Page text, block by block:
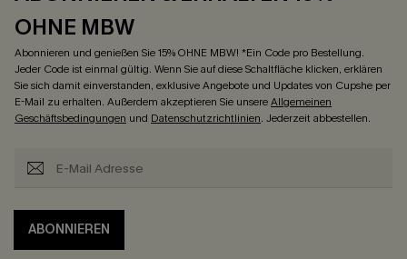
OHNE MBW
Abonnieren und genießen Sie 15% OHNE MBW! *Ein Code pro Bestellung.
Jeder Code ist einmal gültig. Wenn Sie auf diese Schaltfläche klicken, erklären
Sie sich damit einverstanden, exklusive Angebote und Updates von Cupshe per
E-Mail zu erhalten. Außerdem akzeptieren Sie unsereAllgemeinen
Geschäftsbedingungen und Datenschutzrichtlinien. Jederzeit abbestellen.
ABONNIEREN